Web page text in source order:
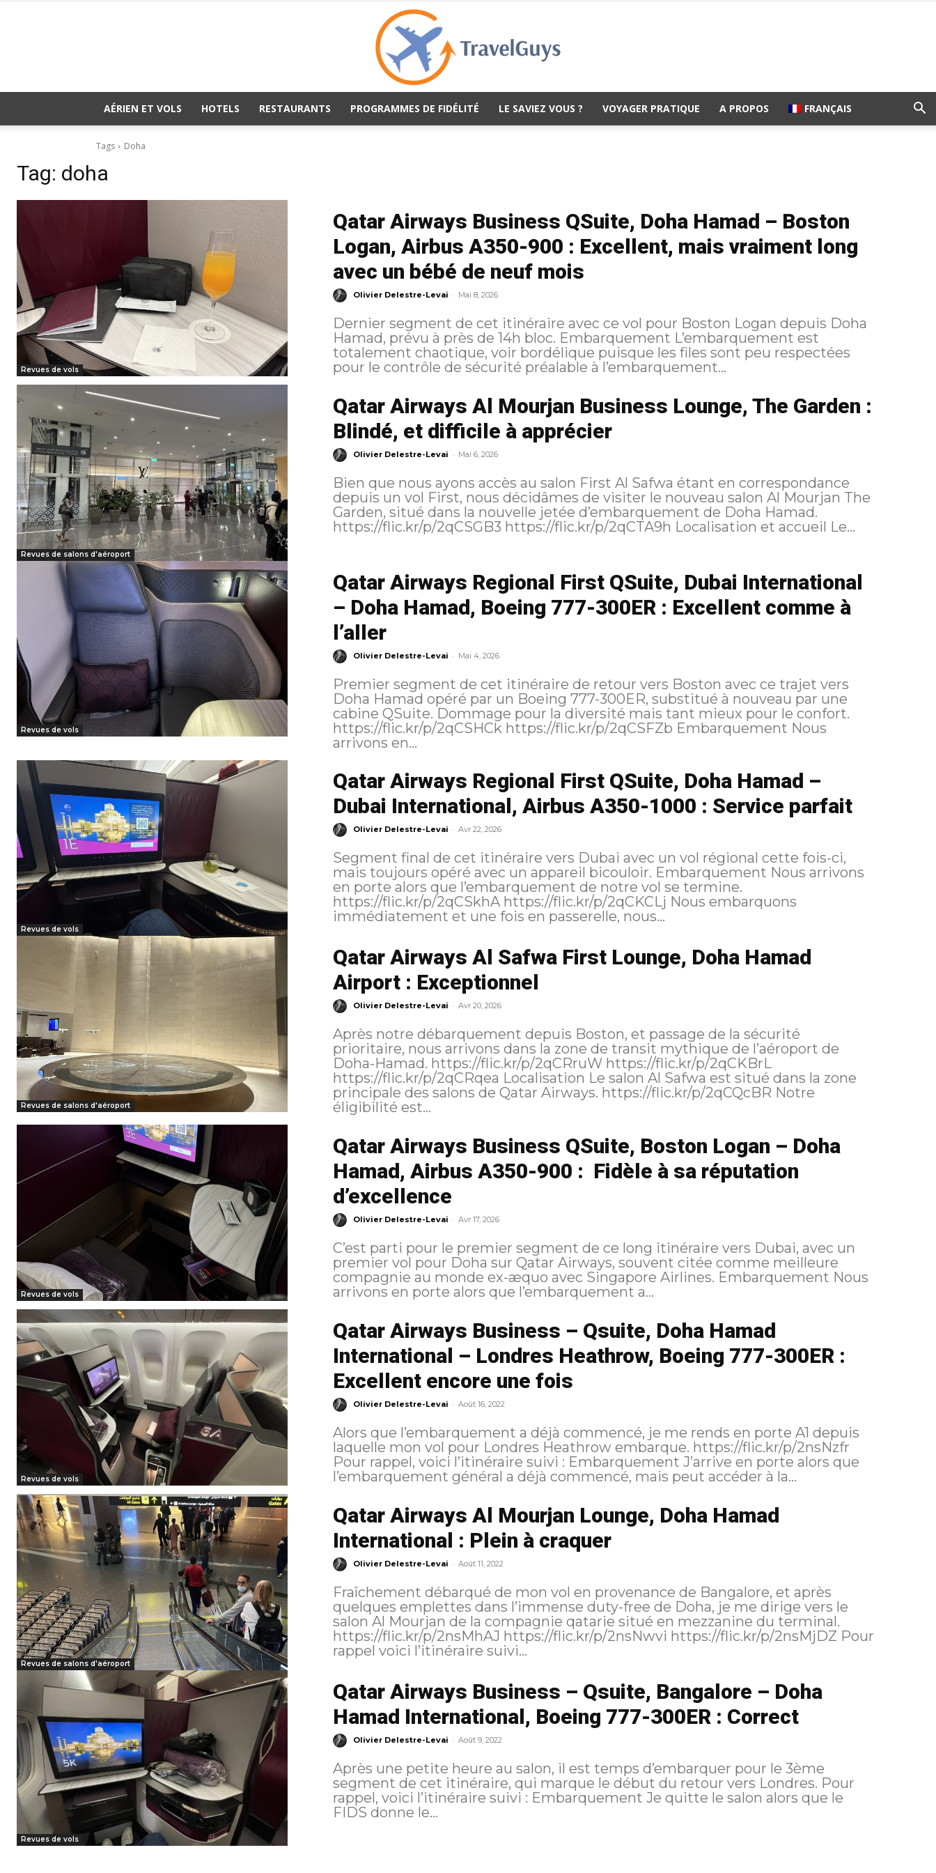
AÉRIEN ET VOLS HOTELS RESTAURANTS PROGRAMMES DE FIDÉLITÉ LE SAVIEZ VOUS ? VOYAGER PRATIQUE A PROPOS FRANÇAIS
Tags Doha
Tag: doha
Revues de vols
Qatar Airways Business QSuite, Doha Hamad – Boston
Logan, Airbus A350-900 : Excellent, mais vraiment long
avec un bébé de neuf mois
Olivier Delestre-Levai - Mai 8, 2026
Dernier segment de cet itinéraire avec ce vol pour Boston Logan depuis Doha
Hamad, prévu à près de 14h bloc. Embarquement L’embarquement est
totalement chaotique, voir bordélique puisque les files sont peu respectées
pour le contrôle de sécurité préalable à l’embarquement...
Revues de salons d'aéroport
Qatar Airways Al Mourjan Business Lounge, The Garden :
Blindé, et difficile à apprécier
Olivier Delestre-Levai - Mai 6, 2026
Bien que nous ayons accès au salon First Al Safwa étant en correspondance
depuis un vol First, nous décidâmes de visiter le nouveau salon Al Mourjan The
Garden, situé dans la nouvelle jetée d’embarquement de Doha Hamad.
https://flic.kr/p/2qCSGB3 https://flic.kr/p/2qCTA9h Localisation et accueil Le...
Revues de vols
Qatar Airways Regional First QSuite, Dubai International
– Doha Hamad, Boeing 777-300ER : Excellent comme à
l’aller
Olivier Delestre-Levai - Mai 4, 2026
Premier segment de cet itinéraire de retour vers Boston avec ce trajet vers
Doha Hamad opéré par un Boeing 777-300ER, substitué à nouveau par une
cabine QSuite. Dommage pour la diversité mais tant mieux pour le confort.
https://flic.kr/p/2qCSHCk https://flic.kr/p/2qCSFZb Embarquement Nous
arrivons en...
Revues de vols
Qatar Airways Regional First QSuite, Doha Hamad –
Dubai International, Airbus A350-1000 : Service parfait
Olivier Delestre-Levai - Avr 22, 2026
Segment final de cet itinéraire vers Dubai avec un vol régional cette fois-ci,
mais toujours opéré avec un appareil bicouloir. Embarquement Nous arrivons
en porte alors que l’embarquement de notre vol se termine.
https://flic.kr/p/2qCSkhA https://flic.kr/p/2qCKCLj Nous embarquons
immédiatement et une fois en passerelle, nous...
Revues de salons d'aéroport
Qatar Airways Al Safwa First Lounge, Doha Hamad
Airport : Exceptionnel
Olivier Delestre-Levai - Avr 20, 2026
Après notre débarquement depuis Boston, et passage de la sécurité
prioritaire, nous arrivons dans la zone de transit mythique de l’aéroport de
Doha-Hamad. https://flic.kr/p/2qCRruW https://flic.kr/p/2qCKBrL
https://flic.kr/p/2qCRqea Localisation Le salon Al Safwa est situé dans la zone
principale des salons de Qatar Airways. https://flic.kr/p/2qCQcBR Notre
éligibilité est...
Revues de vols
Qatar Airways Business QSuite, Boston Logan – Doha
Hamad, Airbus A350-900 : Fidèle à sa réputation
d’excellence
Olivier Delestre-Levai - Avr 17, 2026
C’est parti pour le premier segment de ce long itinéraire vers Dubai, avec un
premier vol pour Doha sur Qatar Airways, souvent citée comme meilleure
compagnie au monde ex-æquo avec Singapore Airlines. Embarquement Nous
arrivons en porte alors que l’embarquement a...
Revues de vols
Qatar Airways Business – Qsuite, Doha Hamad
International – Londres Heathrow, Boeing 777-300ER :
Excellent encore une fois
Olivier Delestre-Levai - Août 16, 2022
Alors que l’embarquement a déjà commencé, je me rends en porte A1 depuis
laquelle mon vol pour Londres Heathrow embarque. https://flic.kr/p/2nsNzfr
Pour rappel, voici l’itinéraire suivi : Embarquement J’arrive en porte alors que
l’embarquement général a déjà commencé, mais peut accéder à la...
Revues de salons d'aéroport
Qatar Airways Al Mourjan Lounge, Doha Hamad
International : Plein à craquer
Olivier Delestre-Levai - Août 11, 2022
Fraîchement débarqué de mon vol en provenance de Bangalore, et après
quelques emplettes dans l’immense duty-free de Doha, je me dirige vers le
salon Al Mourjan de la compagnie qatarie situé en mezzanine du terminal.
https://flic.kr/p/2nsMhAJ https://flic.kr/p/2nsNwvi https://flic.kr/p/2nsMjDZ Pour
rappel voici l’itinéraire suivi...
Revues de vols
Qatar Airways Business – Qsuite, Bangalore – Doha
Hamad International, Boeing 777-300ER : Correct
Olivier Delestre-Levai - Août 9, 2022
Après une petite heure au salon, il est temps d’embarquer pour le 3ème
segment de cet itinéraire, qui marque le début du retour vers Londres. Pour
rappel, voici l’itinéraire suivi : Embarquement Je quitte le salon alors que le
FIDS donne le...